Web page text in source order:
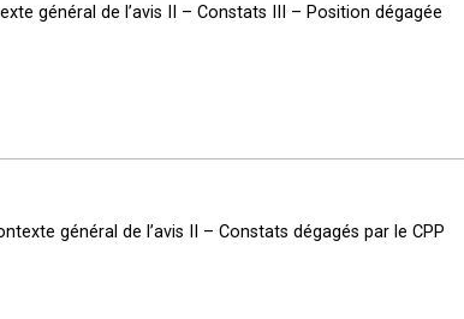
général de l’avis II – Constats III – Position dégagée
général de l’avis II – Constats dégagés par le CPP